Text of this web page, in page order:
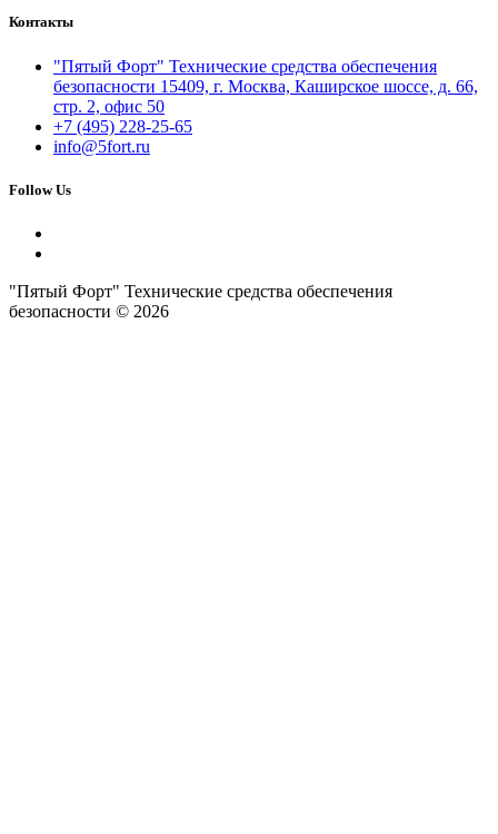
Контакты
"Пятый Форт" Технические средства обеспечения
безопасности 15409, г. Москва, Каширское шоссе, д. 66,
стр. 2, офис 50
+7 (495) 228-25-65
info@5fort.ru
Follow Us
"Пятый Форт" Технические средства обеспечения
безопасности © 2026